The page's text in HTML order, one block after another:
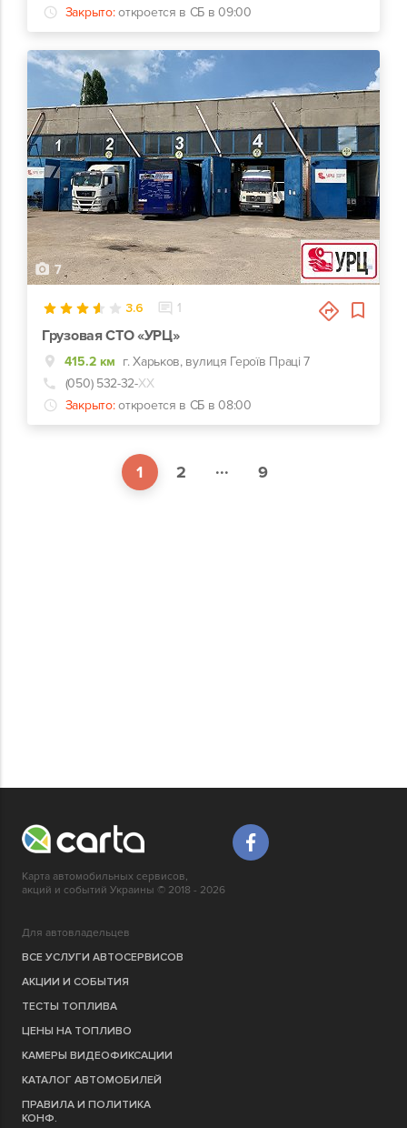
Закрыто: откроется в СБ в 09:00
7
3.6 1
Грузовая СТО «УРЦ»
415.2 км г. Харьков, вулиця Героїв Праці 7
(050) 532-32-ХХ
Закрыто: откроется в СБ в 08:00
1 2 ... 9
Карта автомобильных сервисов,
акций и событий Украины © 2018 - 2026
Для автовладельцев
ВСЕ УСЛУГИ АВТОСЕРВИСОВ
АКЦИИ И СОБЫТИЯ
ТЕСТЫ ТОПЛИВА
ЦЕНЫ НА ТОПЛИВО
КАМЕРЫ ВИДЕОФИКСАЦИИ
КАТАЛОГ АВТОМОБИЛЕЙ
ПРАВИЛА И ПОЛИТИКА
КОНФ.